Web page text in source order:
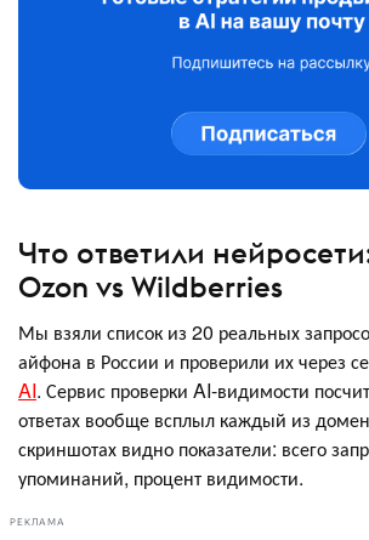
Что ответили
Ozon vs Wildberries
Мы взяли список из 20 реальных
айфона в России и проверили их через
AI. Сервис проверки AI-видимости
ответах вообще всплыл каждый из
скриншотах видно показатели: всего
упоминаний, процент видимости.
РЕКЛАМА